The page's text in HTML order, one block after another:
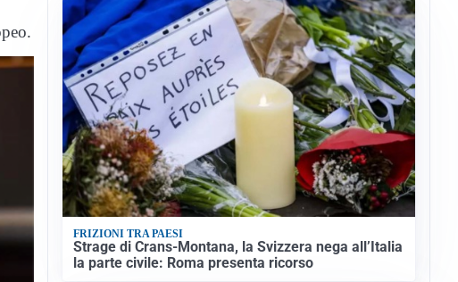
FRIZIONI TRA PAESI
Strage di Crans-Montana, la Svizzera nega all’Italia
la parte civile: Roma presenta ricorso